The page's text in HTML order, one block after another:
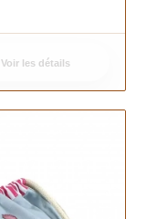
Voir les détails